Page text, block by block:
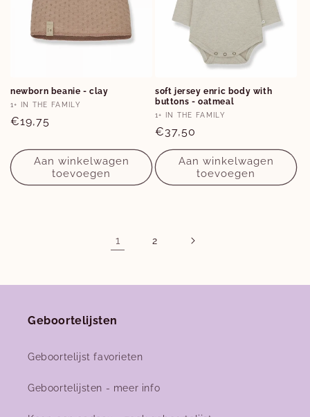
1-3M
newborn beanie - clay
Verkoper:
1+ IN THE FAMILY
Normale
€19,75
Aan winkelwagen
toevoegen
12M
soft jersey enric body with
buttons - oatmeal
Verkoper:
1+ IN THE FAMILY
Normale
prijs
€37,50
Aan winkelwagen
toevoegen
1 2
Geboortelijsten
Geboortelijst favorieten
Geboortelijsten - meer info